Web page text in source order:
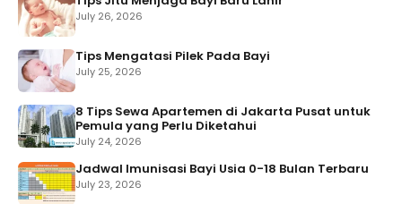
July 26, 2026
Tips Mengatasi Pilek Pada Bayi
July 25, 2026
8 Tips Sewa Apartemen di Jakarta Pusat untuk
Pemula yang Perlu Diketahui
July 24, 2026
Jadwal Imunisasi Bayi Usia 0-18 Bulan Terbaru
July 23, 2026